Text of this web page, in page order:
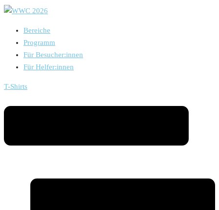
Bereiche
Programm
Für Besucher:innen
Für Helfer:innen
T-Shirts